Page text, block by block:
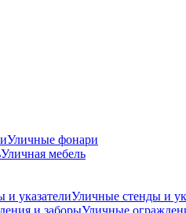
Уличные фонари
Уличная мебель
Уличные стенды и
Уличные